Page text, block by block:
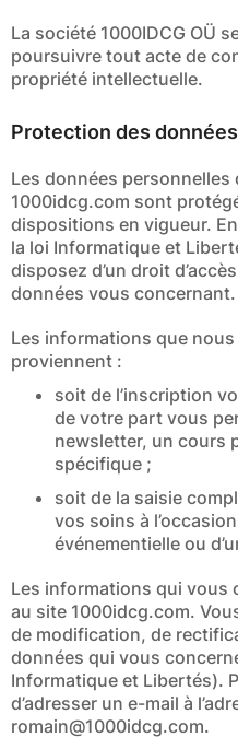
La société 1000IDCG OÜ
poursuivre tout acte de
propriété intellectuelle.
Protection des
Les données
1000idcg.com sont
dispositions en vigueur.
la loi Informatique et
disposez d’un droit
données vous concernant.
Les informations que
proviennent :
soit de l’inscription
de votre part vous
newsletter, un cours
spécifique ;
soit de la saisie
vos soins à
événementielle ou
Les informations qui vous
au site 1000idcg.com.
de modification, de
données qui vous
Informatique et Libertés).
d’adresser un e-mail à
romain@1000idcg.com.